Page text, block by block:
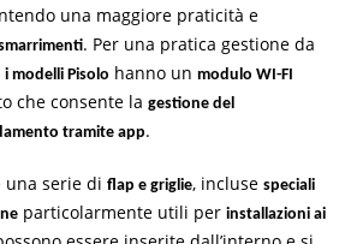
una maggiore praticità e
. Per una pratica gestione da
modelli Pisolo hanno un modulo WI-FI
che consente la gestione del
tramite app.
una serie di flap e griglie, incluse speciali
particolarmente utili per installazioni ai